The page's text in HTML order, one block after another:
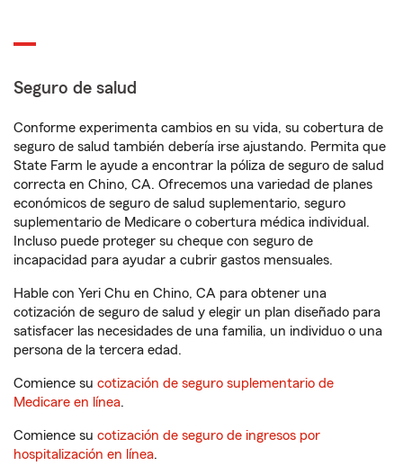
Seguro de salud
Conforme experimenta cambios en su vida, su cobertura de
seguro de salud también debería irse ajustando. Permita que
State Farm le ayude a encontrar la póliza de seguro de salud
correcta en Chino, CA. Ofrecemos una variedad de planes
económicos de seguro de salud suplementario, seguro
suplementario de Medicare o cobertura médica individual.
Incluso puede proteger su cheque con seguro de
incapacidad para ayudar a cubrir gastos mensuales.
Hable con Yeri Chu en Chino, CA para obtener una
cotización de seguro de salud y elegir un plan diseñado para
satisfacer las necesidades de una familia, un individuo o una
persona de la tercera edad.
Comience su cotización de seguro suplementario de
Medicare en línea.
Comience su cotización de seguro de ingresos por
hospitalización en línea.